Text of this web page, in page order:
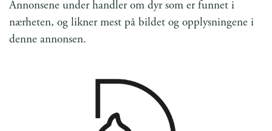
Annonsene under handler om dyr som er funnet i
nærheten, og likner mest på bildet og opplysningene i
denne annonsen.